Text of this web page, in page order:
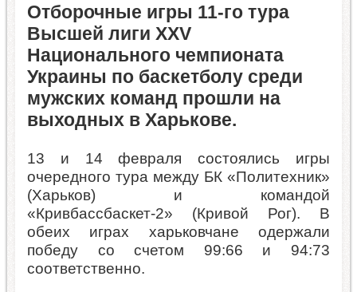
Отборочные игры 11-го тура
Высшей лиги XXV
Национального чемпионата
Украины по баскетболу среди
мужских команд прошли на
выходных в Харькове.
13 и 14 февраля состоялись игры
очередного тура между БК «Политехник»
(Харьков) и командой
«Кривбассбаскет-2» (Кривой Рог). В
обеих играх харьковчане одержали
победу со счетом 99:66 и 94:73
соответственно.